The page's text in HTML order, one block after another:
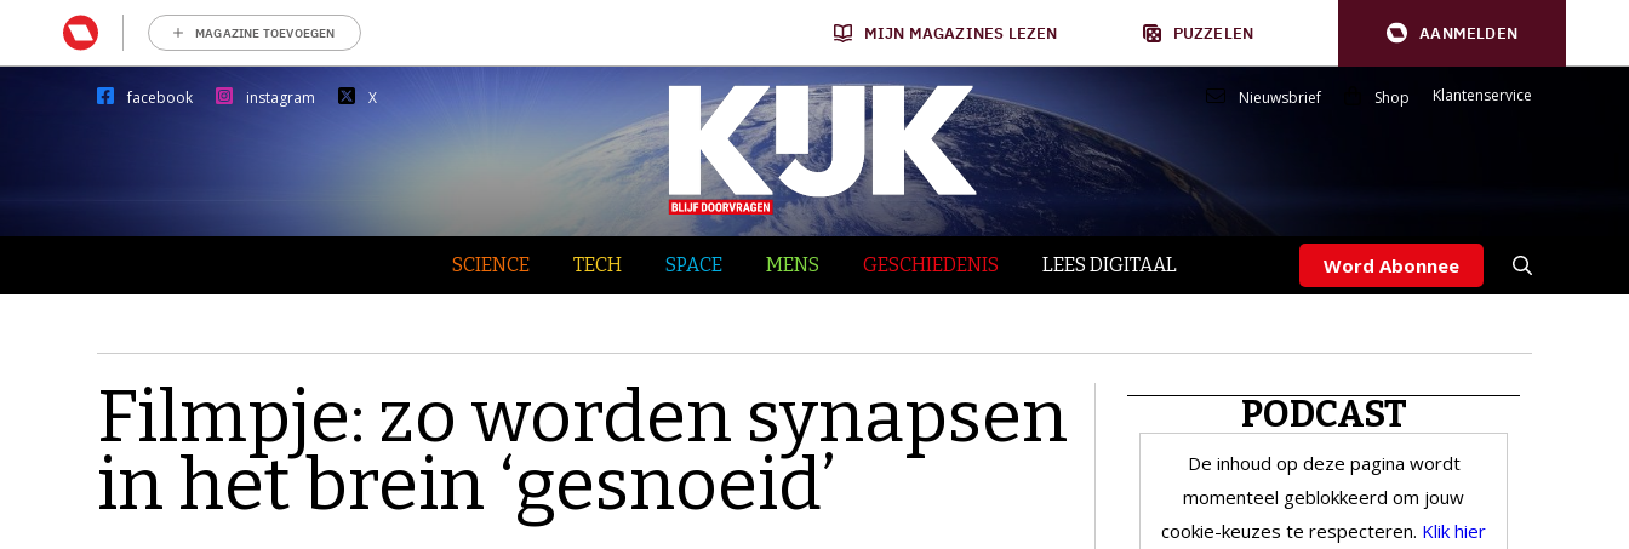
MAGAZINE TOEVOEGEN MIJN MAGAZINES LEZEN PUZZELEN AANMELDEN
facebook instagram X Nieuwsbrief Shop Klantenservice
SCIENCE TECH SPACE MENS GESCHIEDENIS LEES DIGITAAL Word Abonnee
Filmpje: zo worden synapsen
in het brein ‘gesnoeid’
PODCAST
De inhoud op deze pagina wordt
momenteel geblokkeerd om jouw
cookie-keuzes te respecteren. Klik hier